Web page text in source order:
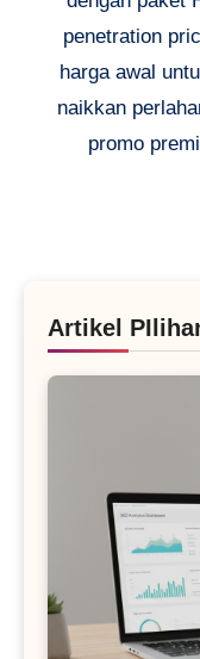
penetration
harga awal
naikkan
promo
Artikel